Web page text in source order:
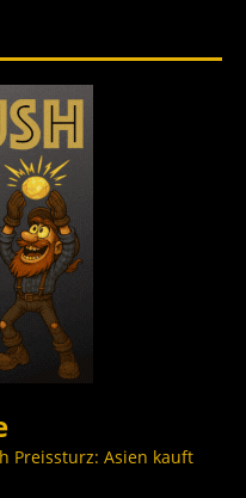
Preissturz: Asien kauft